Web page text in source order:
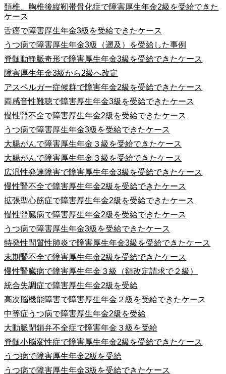
頚椎、胸椎後縦靭帯骨化症で障害厚生年金2級を受給できた
ケース
舌癌で障害厚生年金3級を受給できたケース
うつ病で障害厚生年金3級（遡及）を受給した事例
脊髄動静脈奇形で障害厚生年金3級を受給できたケース
障害厚生年金3級から2級へ改定
アスペルガー症候群で障害年金2級を受給できたケース
両感音性難聴で障害厚生年金3級を受給できたケース
慢性腎不全で障害厚生年金2級を受給できたケース
うつ病で障害厚生年金3級を受給できたケース
大腸がんで障害厚生年金３級を受給できたケース
大腸がんで障害厚生年金３級を受給できたケース
広汎性発達障害で障害厚生年金3級を受給できたケース
慢性腎不全で障害厚生年金2級を受給できたケース
拡張型心筋症で障害厚生年金2級を受給できたケース
慢性腎臓病で障害厚生年金2級を受給できたケース
うつ病で障害厚生年金3級を受給できたケース
特発性間質性肺炎で障害厚生年金3級を受給できたケース
末期腎不全で障害厚生年金2級を受給できたケース
慢性腎臓病で障害厚生年金３級（額改定請求で２級）
統合失調症で障害厚生年金2級を受給
高次脳機能障害で障害厚生年金２級を受給できたケース
中等症うつ病で障害厚生年金2級を受給
大動脈閉鎖弁不全症で障害年金３級を受給
脊髄小脳変性症で障害厚生年金2級を受給できたケース
うつ病で障害厚生年金2級を受給
うつ病で障害厚生年金3級を受給できたケース